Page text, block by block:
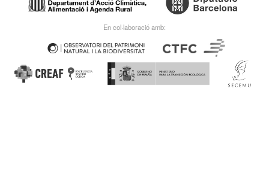
En col·laboració amb: